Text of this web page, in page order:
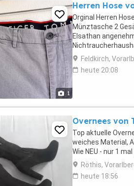
1
Herren Hose
Orginal Herren
Münztasche 2
Elsathan
Feldkirch,
heute 20:08
Overnees von
Top aktuelle
weiches Material,
Wie NEU - nur 1
Röthis,
heute 18:56